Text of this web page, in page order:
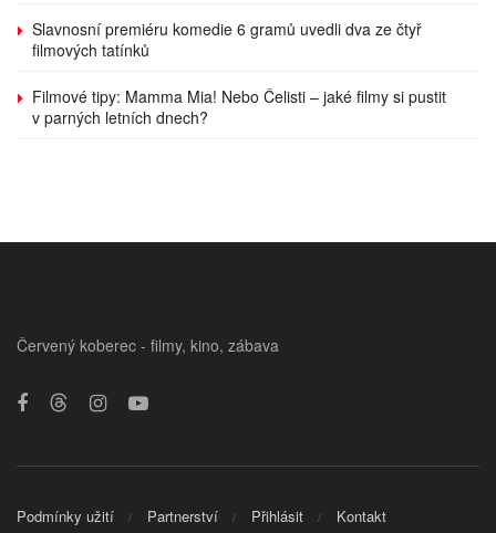
Slavnosní premiéru komedie 6 gramů uvedli dva ze čtyř
filmových tatínků
Filmové tipy: Mamma Mia! Nebo Čelisti – jaké filmy si pustit
v parných letních dnech?
Červený koberec - filmy, kino, zábava
Podmínky užití Partnerství Přihlásit Kontakt